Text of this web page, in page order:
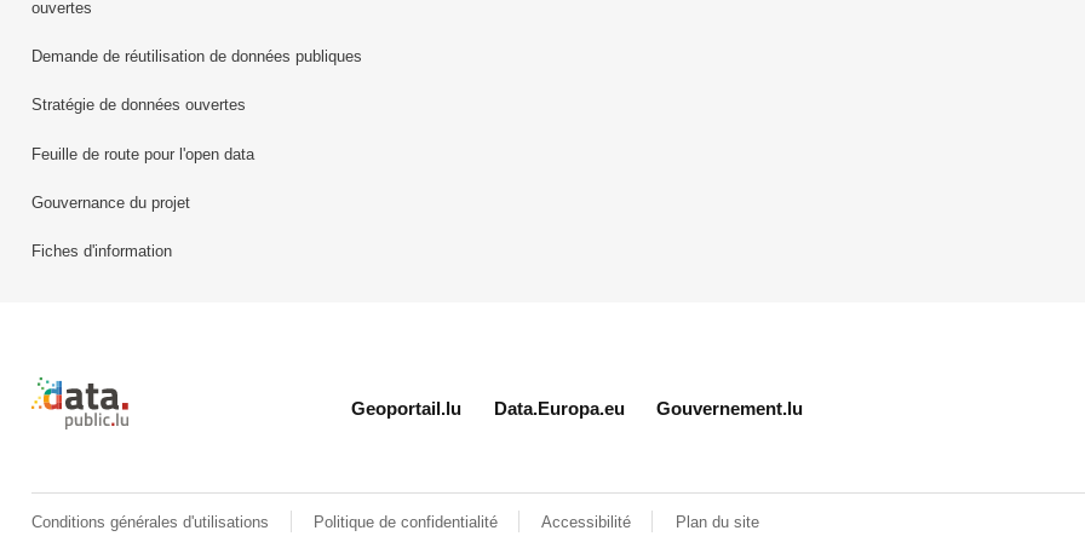
ouvertes
Demande de réutilisation de données publiques
Stratégie de données ouvertes
Feuille de route pour l'open data
Gouvernance du projet
Fiches d'information
Retour à l'accueil de data.public.lu
Geoportail.lu Data.Europa.eu Gouvernement.lu
Conditions générales d'utilisations Politique de confidentialité Accessibilité Plan du site